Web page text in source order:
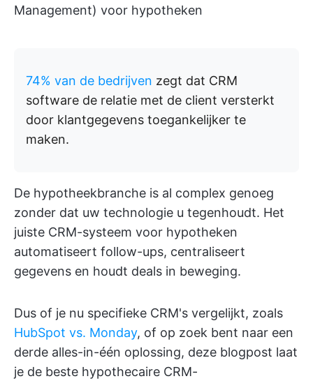
Management) voor hypotheken
74% van de bedrijven zegt dat CRM
software de relatie met de client versterkt
door klantgegevens toegankelijker te
maken.
De hypotheekbranche is al complex genoeg
zonder dat uw technologie u tegenhoudt. Het
juiste CRM-systeem voor hypotheken
automatiseert follow-ups, centraliseert
gegevens en houdt deals in beweging.
Dus of je nu specifieke CRM's vergelijkt, zoals
HubSpot vs. Monday, of op zoek bent naar een
derde alles-in-één oplossing, deze blogpost laat
je de beste hypothecaire CRM-